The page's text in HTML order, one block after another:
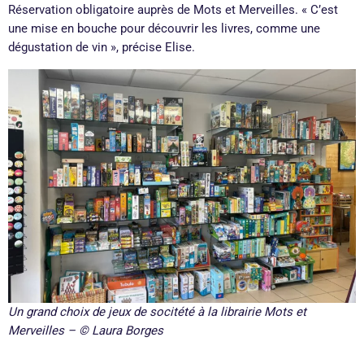
Réservation obligatoire auprès de Mots et Merveilles. « C’est
une mise en bouche pour découvrir les livres, comme une
dégustation de vin », précise Elise.
Un grand choix de jeux de socitété à la librairie Mots et
Merveilles – © Laura Borges